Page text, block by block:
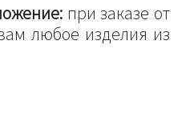
при заказе от
любое изделия из